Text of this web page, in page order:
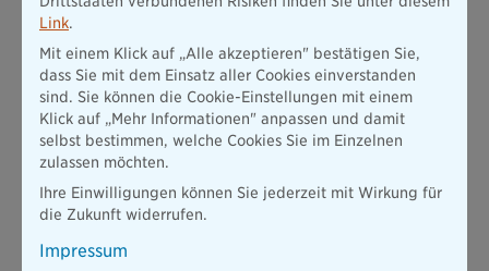
Tipps im Überblick:
Frühzeitige Registrierung: Starten Sie als Fahrer bzw.
Fahrerin frühzeitig mit der Registrierung Ihres E-Scooters,
um mögliche Wartezeiten zu vermeiden und rechtzeitig alle
erforderlichen Schritte abzuschließen.
Korrekte Montage des Kennzeichens
das neue Versicherungskennzeichen ordnungsgemäß und
gut sichtbar an Ihrem E-Scooter anzubringen, um Probleme
Aktualisierung der Versicherung
Link.
Mit einem Klick auf „Alle akzeptieren" bestätigen Sie,
dass Sie mit dem Einsatz aller Cookies einverstanden
sind. Sie können die Cookie-Einstellungen mit einem
Klick auf „Mehr Informationen" anpassen und damit
selbst bestimmen, welche Cookies Sie im Einzelnen
zulassen möchten.
Ihre Einwilligungen können Sie jederzeit mit Wirkung für
die Zukunft widerrufen.
Impressum